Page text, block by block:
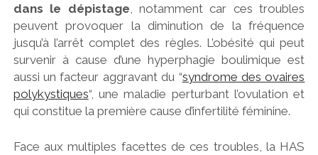
dans le dépistage, notamment car ces troubles
peuvent provoquer la diminution de la fréquence
jusqu’à l’arrêt complet des règles. L’obésité qui peut
survenir à cause d’une hyperphagie boulimique est
aussi un facteur aggravant du “syndrome des ovaires
polykystiques“, une maladie perturbant l’ovulation et
qui constitue la première cause d’infertilité féminine.
Face aux multiples facettes de ces troubles, la HAS